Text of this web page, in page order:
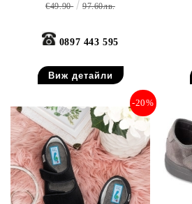
€49.90 97.60лв.
0897 443 595
Виж детайли
-20%